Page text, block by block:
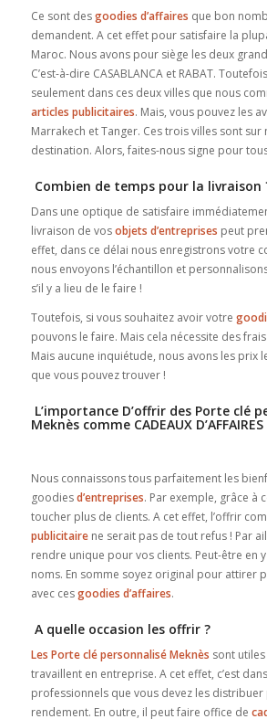
Ce sont desgoodies d’affaires que bon
demandent. A cet effet pour satisfaire la
Maroc. Nous avons pour siège les deux
C’est-à-dire CASABLANCA et RABAT.
seulement dans ces deux villes que nous
articles publicitaires. Mais, vous pouvez les
Marrakech et Tanger. Ces trois villes sont sur
destination. Alors, faites-nous signe pour
Combien de temps pour la livraison
Dans une optique de satisfaire
livraison de vosobjets d’entreprises peut
effet, dans ce délai nous enregistrons votre
nous envoyons l’échantillon et
s’il y a lieu de le faire !
Toutefois, si vous souhaitez avoir votre
pouvons le faire. Mais cela nécessite des
Mais aucune inquiétude, nous avons les prix
que vous pouvez trouver !
L’importance D’offrir des Porte clé
Meknès comme CADEAUX D’AFFAIRES
Nous connaissons tous parfaitement les
goodiesd’entreprises. Par exemple, grâce à
toucher plus de clients. A cet effet, l’offrir
publicitairene serait pas de tout refus ! Par
rendre unique pour vos clients. Peut-être en
noms. En somme soyez original pour attirer
avec cesgoodies d’affaires.
A quelle occasion les offrir ?
Les Porte clé personnalisé Meknès sont
travaillent en entreprise. A cet effet, c’est
professionnels que vous devez les
rendement. En outre, il peut faire office de